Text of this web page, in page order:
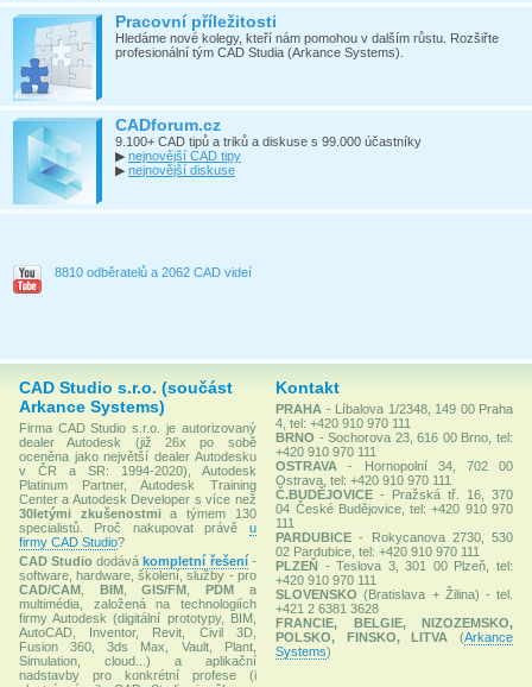
Pracovní příležitosti
Hledáme nové kolegy, kteří nám pomohou v dalším růstu. Rozšiřte
profesionální tým CAD Studia (Arkance Systems).
CADforum.cz
9.100+ CAD tipů a triků a diskuse s 99.000 účastníky
▶ nejnovější CAD tipy
▶ nejnovější diskuse
8810 odběratelů a 2062 CAD videí
CAD Studio s.r.o. (součást
Arkance Systems)
Firma CAD Studio s.r.o. je autorizovaný
dealer Autodesk (již 26x po sobě
oceněna jako největší dealer Autodesku
v ČR a SR: 1994-2020), Autodesk
Platinum Partner, Autodesk Training
Center a Autodesk Developer s více než
30letými zkušenostmia týmem 130
specialistů. Proč nakupovat právě u
firmy CAD Studio?
CAD Studio dodávákompletní řešení-
software, hardware, školení, služby - pro
CAD/CAM
BIM,GIS/FM ,PDM a
multimédia, založená na technologiích
firmy Autodesk (digitální prototypy, BIM,
AutoCAD, Inventor, Revit, Civil 3D,
Fusion 360, 3ds Max, Vault, Plant,
Simulation, cloud...) a aplikační
nadstavby pro konkrétní profese (i
Kontakt
PRAHA - Líbalova 1/2348, 149 00 Praha
4, tel: +420 910 970 111
BRNO - Sochorova 23, 616 00 Brno, tel:
+420 910 970 111
OSTRAVA
- Hornopolní 34, 702 00
Ostrava, tel: +420 910 970 111
Č.BUDĚJOVICE - Pražská tř. 16, 370
04 České Budějovice, tel: +420 910 970
111
PARDUBICE - Rokycanova 2730, 530
02 Pardubice, tel: +420 910 970 111
PLZEŇ - Teslova 3, 301 00 Plzeň, tel:
+420 910 970 111
SLOVENSKO (Bratislava + Žilina) - tel.
+421 2 6381 3628
FRANCIE, BELGIE, NIZOZEMSKO,
POLSKO, FINSKO, LITVA
(Arkance
Systems)